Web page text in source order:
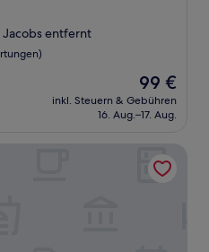
Jacobs entfernt
Der
Preis
beträgt
99 €
inkl. Steuern & Gebühren
16. Aug.–17. Aug.